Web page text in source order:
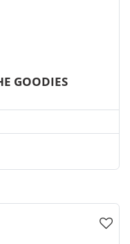
GOODIES